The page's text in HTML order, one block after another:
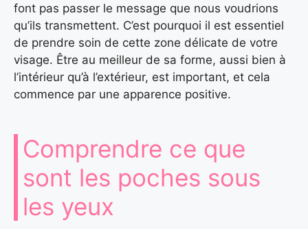
font pas passer le message que nous voudrions
qu’ils transmettent. C’est pourquoi il est essentiel
de prendre soin de cette zone délicate de votre
visage. Être au meilleur de sa forme, aussi bien à
l’intérieur qu’à l’extérieur, est important, et cela
commence par une apparence positive.
Comprendre ce que
sont les poches sous
les yeux